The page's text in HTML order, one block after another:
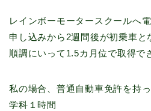
レインボーモータースクールへ
申し込みから2週間後が初乗車と
順調にいって1.5カ月位で取得で
私の場合、普通自動車免許を持
学科１時間